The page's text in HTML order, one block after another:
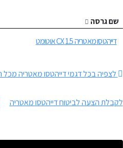
שם גרסה
דייהטסו מאטריה 1.5 CX אוטומט
לצפיה בכל דגמי דייהטסו מאטריה מכל
לקבלת הצעה לביטוח דייהטסו מאטריה